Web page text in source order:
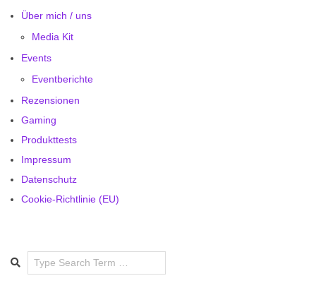
Über mich / uns
Media Kit
Events
Eventberichte
Rezensionen
Gaming
Produkttests
Impressum
Datenschutz
Cookie-Richtlinie (EU)
Search